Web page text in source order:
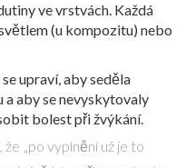
ve vrstvách. Každá
(u kompozitu) nebo
upraví, aby seděla
a aby se nevyskytovaly
bolest při žvýkání.
že „po vyplnění už je to